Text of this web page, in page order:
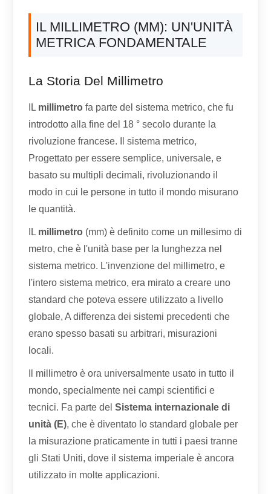
IL MILLIMETRO (MM): UN'UNITÀ
METRICA FONDAMENTALE
La Storia Del Millimetro
IL millimetro fa parte del sistema metrico, che fu
introdotto alla fine del 18 ° secolo durante la
rivoluzione francese. Il sistema metrico,
Progettato per essere semplice, universale, e
basato su multipli decimali, rivoluzionando il
modo in cui le persone in tutto il mondo misurano
le quantità.
IL millimetro (mm) è definito come un millesimo di
metro, che è l'unità base per la lunghezza nel
sistema metrico. L'invenzione del millimetro, e
l'intero sistema metrico, era mirato a creare uno
standard che poteva essere utilizzato a livello
globale, A differenza dei sistemi precedenti che
erano spesso basati su arbitrari, misurazioni
locali.
Il millimetro è ora universalmente usato in tutto il
mondo, specialmente nei campi scientifici e
tecnici. Fa parte delSistema internazionale di
unità (E), che è diventato lo standard globale per
la misurazione praticamente in tutti i paesi tranne
gli Stati Uniti, dove il sistema imperiale è ancora
utilizzato in molte applicazioni.